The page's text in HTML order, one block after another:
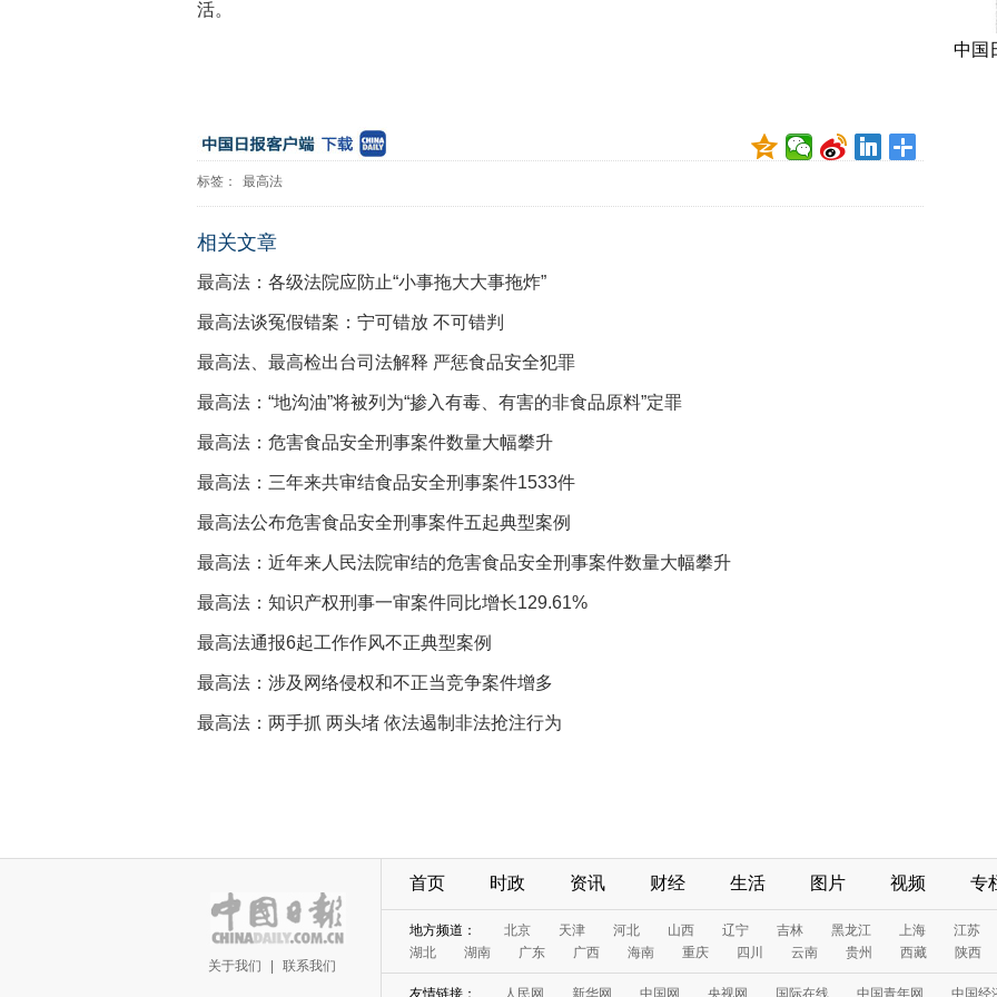
活。
标签： 最高法
相关文章
最高法：各级法院应防止“小事拖大大事拖炸”
最高法谈冤假错案：宁可错放 不可错判
最高法、最高检出台司法解释 严惩食品安全犯罪
最高法：“地沟油”将被列为“掺入有毒、有害的非食品原料”定罪
最高法：危害食品安全刑事案件数量大幅攀升
最高法：三年来共审结食品安全刑事案件1533件
最高法公布危害食品安全刑事案件五起典型案例
最高法：近年来人民法院审结的危害食品安全刑事案件数量大幅攀升
最高法：知识产权刑事一审案件同比增长129.61%
最高法通报6起工作作风不正典型案例
最高法：涉及网络侵权和不正当竞争案件增多
最高法：两手抓 两头堵 依法遏制非法抢注行为
中国
关于我们 联系我们
首页 时政 资讯 财经 生活 图片 视频 专
地方频道： 北京 天津 河北 山西 辽宁 吉林 黑龙江 上海
江苏
湖北
湖南 广东 广西 海南 重庆 四川 云南 贵州 西藏 陕西
友情链接： 人民网 新华网 中国网 央视网 国际在线 中国青年网 中国经